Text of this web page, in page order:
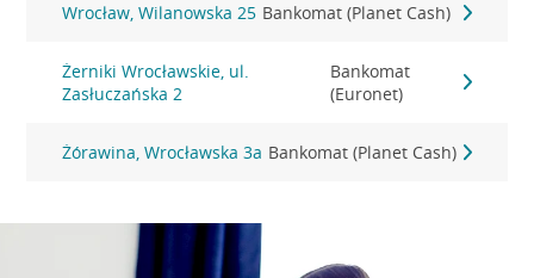
Wrocław, Wilanowska 25 Bankomat (Planet Cash)
Żerniki Wrocławskie, ul.
Zasłuczańska 2
Bankomat
(Euronet)
Żórawina, Wrocławska 3a Bankomat (Planet Cash)